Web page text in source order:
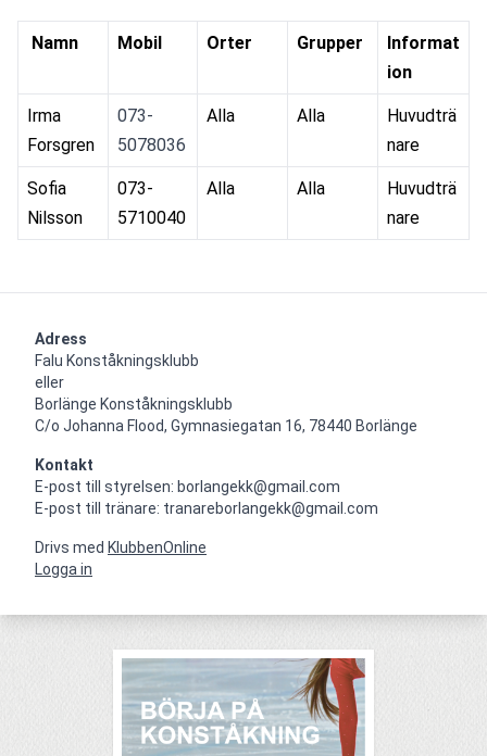
Namn Mobil Orter Grupper
Informat
ion
Irma
Forsgren
073-
5078036
Alla Alla
Huvudträ
nare
Sofia
Nilsson
073-
5710040
Alla Alla
Huvudträ
nare
Adress
Falu Konståkningsklubb
eller
Borlänge Konståkningsklubb
C/o Johanna Flood, Gymnasiegatan 16, 78440 Borlänge
Kontakt
E-post till styrelsen: borlangekk@gmail.com
E-post till tränare: tranareborlangekk@gmail.com
Drivs med KlubbenOnline
Logga in